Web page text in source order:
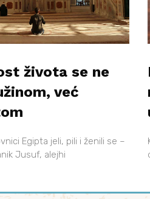
života se ne
već
Egipta jeli, pili i ženili se –
Jusuf, alejhi